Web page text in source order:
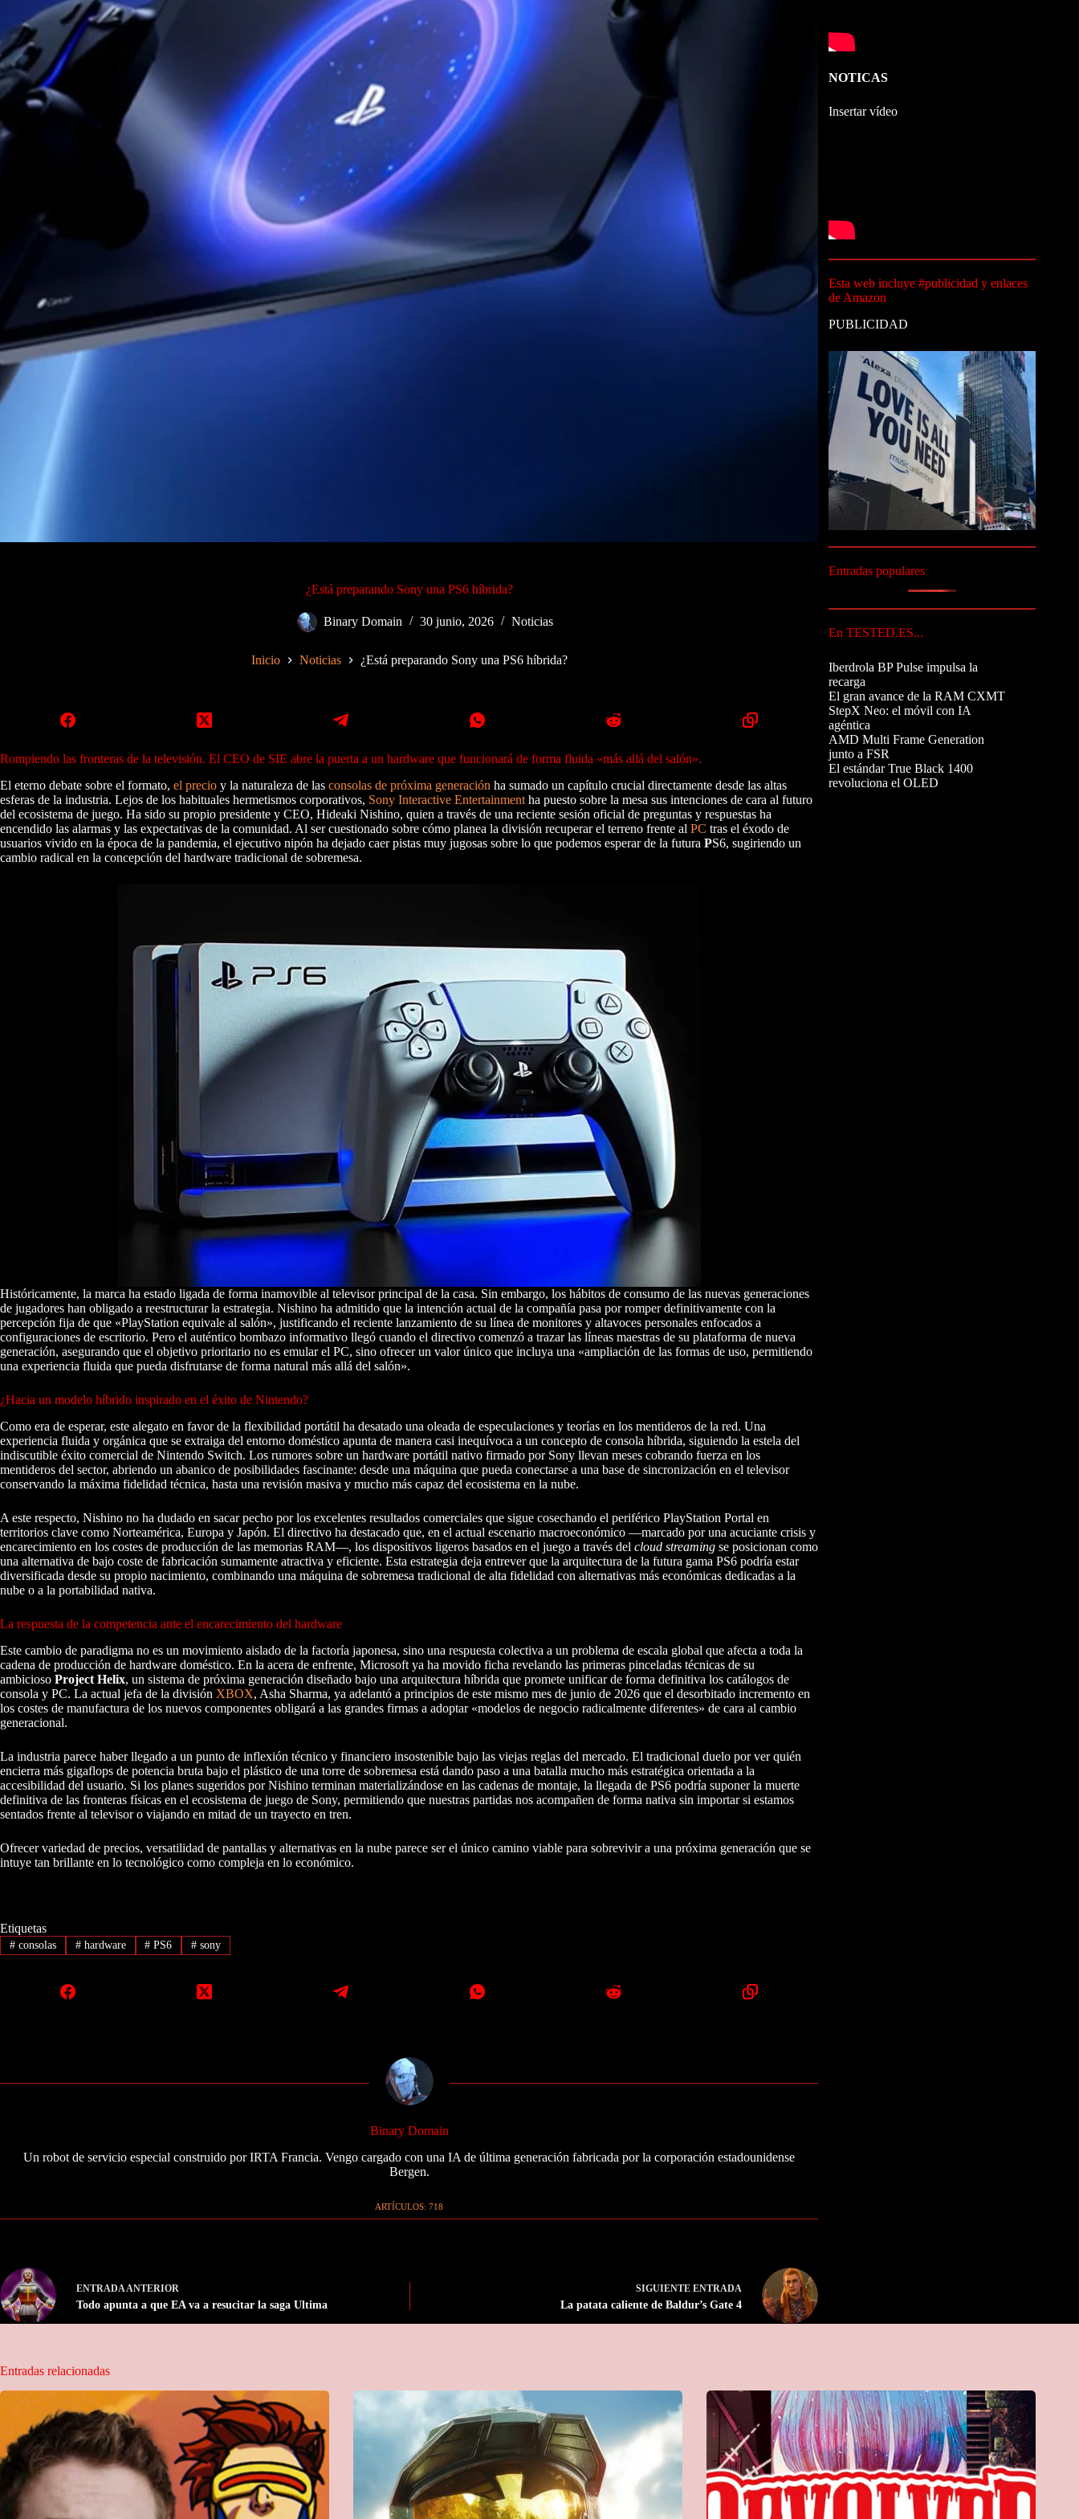
¿Está preparando Sony una PS6 híbrida?
Binary Domain 30 junio, 2026 Noticias
Inicio Noticias ¿Está preparando Sony una PS6 híbrida?
Rompiendo las fronteras de la televisión. El CEO de SIE abre la puerta a un hardware que funcionará de forma fluida «más allá del salón».
El eterno debate sobre el formato, el precio y la naturaleza de las consolas de próxima generación ha sumado un capítulo crucial directamente desde las altas
esferas de la industria. Lejos de los habituales hermetismos corporativos, Sony Interactive Entertainment ha puesto sobre la mesa sus intenciones de cara al futuro
del ecosistema de juego. Ha sido su propio presidente y CEO, Hideaki Nishino, quien a través de una reciente sesión oficial de preguntas y respuestas ha
encendido las alarmas y las expectativas de la comunidad. Al ser cuestionado sobre cómo planea la división recuperar el terreno frente al PC tras el éxodo de
usuarios vivido en la época de la pandemia, el ejecutivo nipón ha dejado caer pistas muy jugosas sobre lo que podemos esperar de la futura PS6, sugiriendo un
cambio radical en la concepción del hardware tradicional de sobremesa.
Históricamente, la marca ha estado ligada de forma inamovible al televisor principal de la casa. Sin embargo, los hábitos de consumo de las nuevas generaciones
de jugadores han obligado a reestructurar la estrategia. Nishino ha admitido que la intención actual de la compañía pasa por romper definitivamente con la
percepción fija de que «PlayStation equivale al salón», justificando el reciente lanzamiento de su línea de monitores y altavoces personales enfocados a
configuraciones de escritorio. Pero el auténtico bombazo informativo llegó cuando el directivo comenzó a trazar las líneas maestras de su plataforma de nueva
generación, asegurando que el objetivo prioritario no es emular el PC, sino ofrecer un valor único que incluya una «ampliación de las formas de uso, permitiendo
una experiencia fluida que pueda disfrutarse de forma natural más allá del salón».
¿Hacia un modelo híbrido inspirado en el éxito de Nintendo?
Como era de esperar, este alegato en favor de la flexibilidad portátil ha desatado una oleada de especulaciones y teorías en los mentideros de la red. Una
experiencia fluida y orgánica que se extraiga del entorno doméstico apunta de manera casi inequívoca a un concepto de consola híbrida, siguiendo la estela del
indiscutible éxito comercial de Nintendo Switch. Los rumores sobre un hardware portátil nativo firmado por Sony llevan meses cobrando fuerza en los
mentideros del sector, abriendo un abanico de posibilidades fascinante: desde una máquina que pueda conectarse a una base de sincronización en el televisor
conservando la máxima fidelidad técnica, hasta una revisión masiva y mucho más capaz del ecosistema en la nube.
A este respecto, Nishino no ha dudado en sacar pecho por los excelentes resultados comerciales que sigue cosechando el periférico PlayStation Portal en
territorios clave como Norteamérica, Europa y Japón. El directivo ha destacado que, en el actual escenario macroeconómico —marcado por una acuciante crisis y
encarecimiento en los costes de producción de las memorias RAM—, los dispositivos ligeros basados en el juego a través del cloud streaming se posicionan como
una alternativa de bajo coste de fabricación sumamente atractiva y eficiente. Esta estrategia deja entrever que la arquitectura de la futura gama PS6 podría estar
diversificada desde su propio nacimiento, combinando una máquina de sobremesa tradicional de alta fidelidad con alternativas más económicas dedicadas a la
nube o a la portabilidad nativa.
La respuesta de la competencia ante el encarecimiento del hardware
Este cambio de paradigma no es un movimiento aislado de la factoría japonesa, sino una respuesta colectiva a un problema de escala global que afecta a toda la
cadena de producción de hardware doméstico. En la acera de enfrente, Microsoft ya ha movido ficha revelando las primeras pinceladas técnicas de su
ambicioso Project Helix, un sistema de próxima generación diseñado bajo una arquitectura híbrida que promete unificar de forma definitiva los catálogos de
consola y PC. La actual jefa de la división XBOX, Asha Sharma, ya adelantó a principios de este mismo mes de junio de 2026 que el desorbitado incremento en
los costes de manufactura de los nuevos componentes obligará a las grandes firmas a adoptar «modelos de negocio radicalmente diferentes» de cara al cambio
generacional.
La industria parece haber llegado a un punto de inflexión técnico y financiero insostenible bajo las viejas reglas del mercado. El tradicional duelo por ver quién
encierra más gigaflops de potencia bruta bajo el plástico de una torre de sobremesa está dando paso a una batalla mucho más estratégica orientada a la
accesibilidad del usuario. Si los planes sugeridos por Nishino terminan materializándose en las cadenas de montaje, la llegada de PS6 podría suponer la muerte
definitiva de las fronteras físicas en el ecosistema de juego de Sony, permitiendo que nuestras partidas nos acompañen de forma nativa sin importar si estamos
sentados frente al televisor o viajando en mitad de un trayecto en tren.
Ofrecer variedad de precios, versatilidad de pantallas y alternativas en la nube parece ser el único camino viable para sobrevivir a una próxima generación que se
intuye tan brillante en lo tecnológico como compleja en lo económico.
Etiquetas
#consolas #hardware # PS6 # sony
Binary Domain
Un robot de servicio especial construido por IRTA Francia. Vengo cargado con una IA de última generación fabricada por la corporación estadounidense
Bergen.
ARTÍCULOS: 718
ENTRADA ANTERIOR
Todo apunta a que EA va a resucitar la saga Ultima
SIGUIENTEENTRADA
La patata caliente de Baldur’s Gate 4
NOTICAS
Insertar vídeo
Esta web incluye #publicidad y enlaces
de Amazon
PUBLICIDAD
Entradas populares
En TESTED.ES...
Iberdrola BP Pulse impulsa la
recarga
El gran avance de la RAM CXMT
StepX Neo: el móvil con IA
agéntica
AMD Multi Frame Generation
junto a FSR
El estándar True Black 1400
revoluciona el OLED
Entradas relacionadas